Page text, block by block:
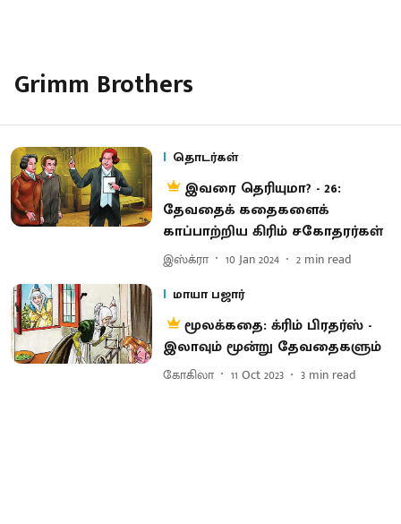
Grimm Brothers
தொடர்கள்
இவரை தெரியுமா? - 26:
தேவதைக் கதைகளைக்
காப்பாற்றிய கிரிம் சகோதரர்கள்
இஸ்க்ரா 10 Jan 2024 2 min read
மாயா பஜார்
மூலக்கதை: க்ரிம் பிரதர்ஸ் -
இலாவும் மூன்று தேவதைகளும்
கோகிலா 11 Oct 2023 3 min read